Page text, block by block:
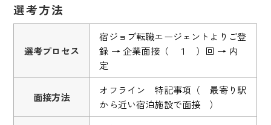
選考方法
選考プロセス
宿ジョブ転職エージェントよりご登
録 → 企業面接（ １ ）回 → 内
定
面接方法
オフライン 特記事項（ 最寄り駅
から近い宿泊施設で面接 ）